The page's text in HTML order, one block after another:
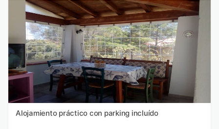
Alojamiento práctico con parking incluído